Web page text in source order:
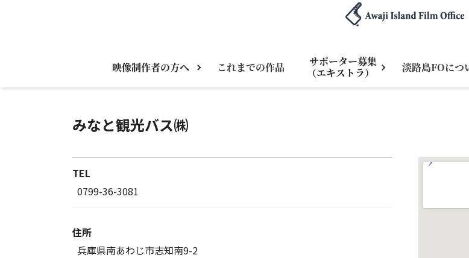
映像制作者の方へ これまでの作品
サポーター募集
（エキストラ）
淡路島FOにつ
みなと観光バス㈱
TEL
0799-36-3081
住所
兵庫県南あわじ市志知南9-2